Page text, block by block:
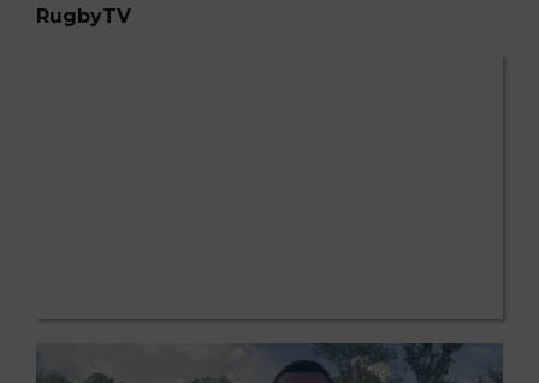
RugbyTV